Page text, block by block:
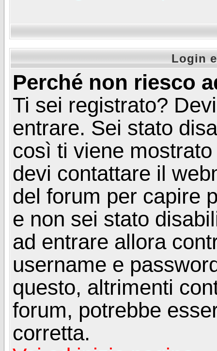
Login
Perché non riesco
Ti sei registrato?
entrare. Sei stato
così ti viene
devi contattare il
del forum per capire
e non sei stato
ad entrare allora
username e
questo, altrimenti
forum, potrebbe
corretta.